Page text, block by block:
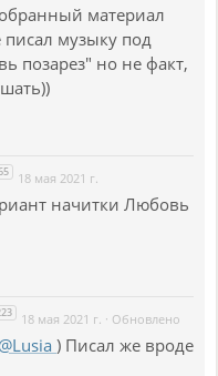
материал
музыку под
позарез" но не факт,
18 мая 2021 г.
начитки Любовь
18 мая 2021 г. · Обновлено
@Lusia ) Писал же вроде